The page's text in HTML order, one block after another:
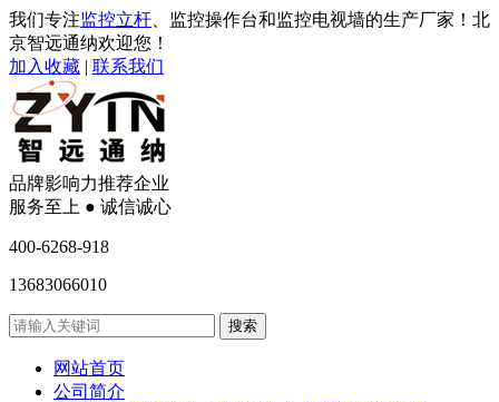
我们专注监控立杆 、监控操作台和监控电视墙的生产厂家！北
京智远通纳欢迎您！
加入收藏 | 联系我们
品牌影响力推荐企业
服务至上 ● 诚信诚心
400-6268-918
13683066010
网站首页
公司简介